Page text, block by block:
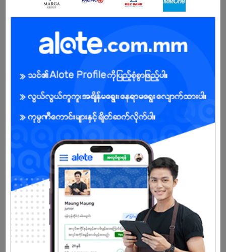
Male
Don't have an account?
REGISTER NOW!
More Similar Jobs
ယာဉ်မောင်း
Myanmar Oasis Manufacturing
Mingalartaungnyunt | Yangon
ယာဥ်မောင်း
R.Oasis Limited
Mingalartaungnyunt | Yangon